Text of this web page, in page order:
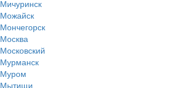
Мичуринск
Можайск
Мончегорск
Москва
Московский
Мурманск
Муром
Мытищи